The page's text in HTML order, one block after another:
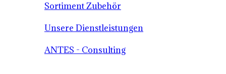
Sortiment Zubehör
Unsere Dienstleistungen
ANTES - Consulting